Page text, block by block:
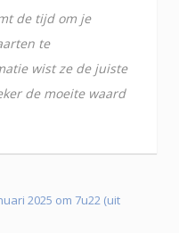
de tijd om je
te
wist ze de juiste
de moeite waard
2025 om 7u22 (uit